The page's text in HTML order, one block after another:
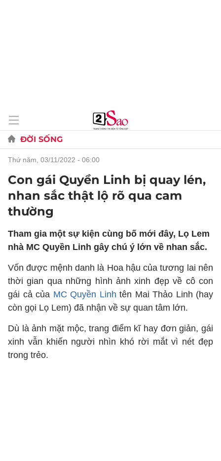
ĐỜI SỐNG
thứ năm, 03/11/2022 - 06:00
Con gái Quyền Linh bị quay lén,
nhan sắc thật lộ rõ qua cam
thường
Tham gia một sự kiện cùng bố mới đây, Lọ Lem
nhà MC Quyền Linh gây chú ý lớn về nhan sắc.
Vốn được mệnh danh là Hoa hậu của tương lai nên
thời gian qua những hình ảnh xinh đẹp về cô con
gái cả của MC Quyền Linh tên Mai Thảo Linh (hay
còn gọi Lọ Lem) đã nhận về sự quan tâm lớn.
Dù là ảnh mặt mộc, trang điểm kĩ hay đơn giản, gái
xinh vẫn khiến người nhìn khó rời mắt vì nét đẹp
trong trẻo.